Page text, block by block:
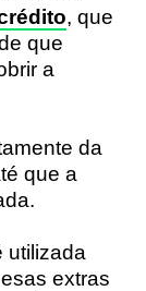
, que
que
a
da
que a
utilizada
extras